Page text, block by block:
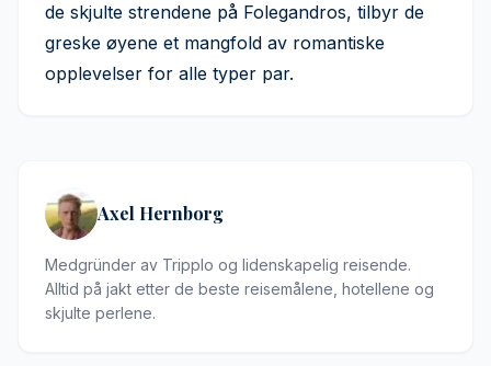
de skjulte strendene på Folegandros, tilbyr de
greske øyene et mangfold av romantiske
opplevelser for alle typer par.
Axel Hernborg
Medgründer av Tripplo og lidenskapelig reisende.
Alltid på jakt etter de beste reisemålene, hotellene og
skjulte perlene.